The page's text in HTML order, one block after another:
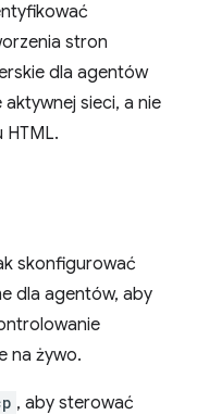
stron
dla agentów
sieci, a nie
skonfigurować
dla agentów, aby
na żywo.
, aby sterować